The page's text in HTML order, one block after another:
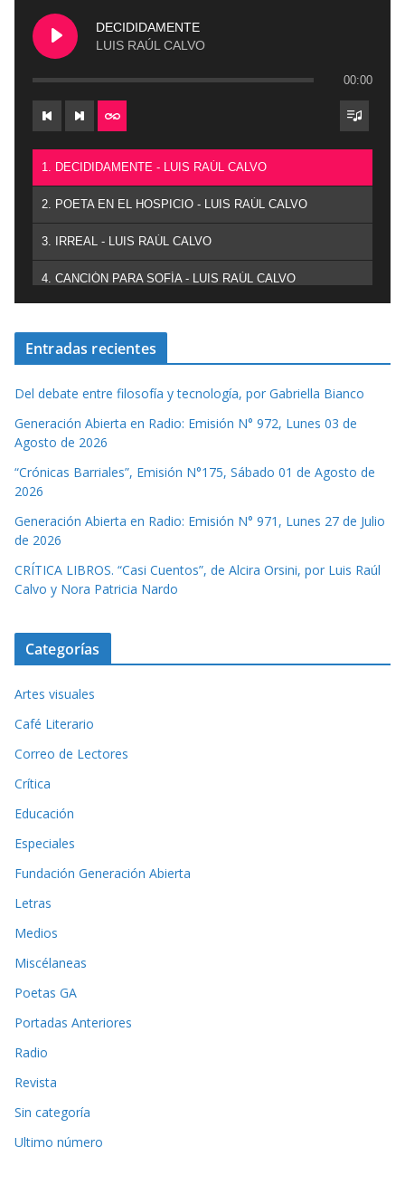
DECIDIDAMENTE
LUIS RAÚL CALVO
00:00
1. DECIDIDAMENTE - LUIS RAÚL CALVO
2. POETA EN EL HOSPICIO - LUIS RAÚL CALVO
3. IRREAL - LUIS RAÚL CALVO
4. CANCIÓN PARA SOFÍA - LUIS RAÚL CALVO
Entradas recientes
Del debate entre filosofía y tecnología, por Gabriella Bianco
Generación Abierta en Radio: Emisión N° 972, Lunes 03 de
Agosto de 2026
“Crónicas Barriales”, Emisión N°175, Sábado 01 de Agosto de
2026
Generación Abierta en Radio: Emisión N° 971, Lunes 27 de Julio
de 2026
CRÍTICA LIBROS. “Casi Cuentos”, de Alcira Orsini, por Luis Raúl
Calvo y Nora Patricia Nardo
Categorías
Artes visuales
Café Literario
Correo de Lectores
Crítica
Educación
Especiales
Fundación Generación Abierta
Letras
Medios
Miscélaneas
Poetas GA
Portadas Anteriores
Radio
Revista
Sin categoría
Ultimo número